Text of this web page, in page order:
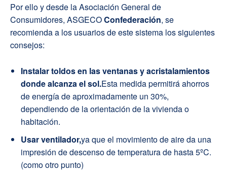
Por ello y desde la Asociación General de
Consumidores, ASGECOConfederación, se
recomienda a los usuarios de este sistema los siguientes
consejos:
Instalar toldos en las ventanas y acristalamientos
donde alcanza el sol.Esta medida permitirá ahorros
de energía de aproximadamente un 30%,
dependiendo de la orientación de la vivienda o
habitación.
Usar ventilador,ya que el movimiento de aire da una
impresión de descenso de temperatura de hasta 5ºC.
(como otro punto)